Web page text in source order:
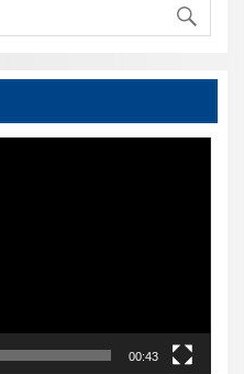
00:43